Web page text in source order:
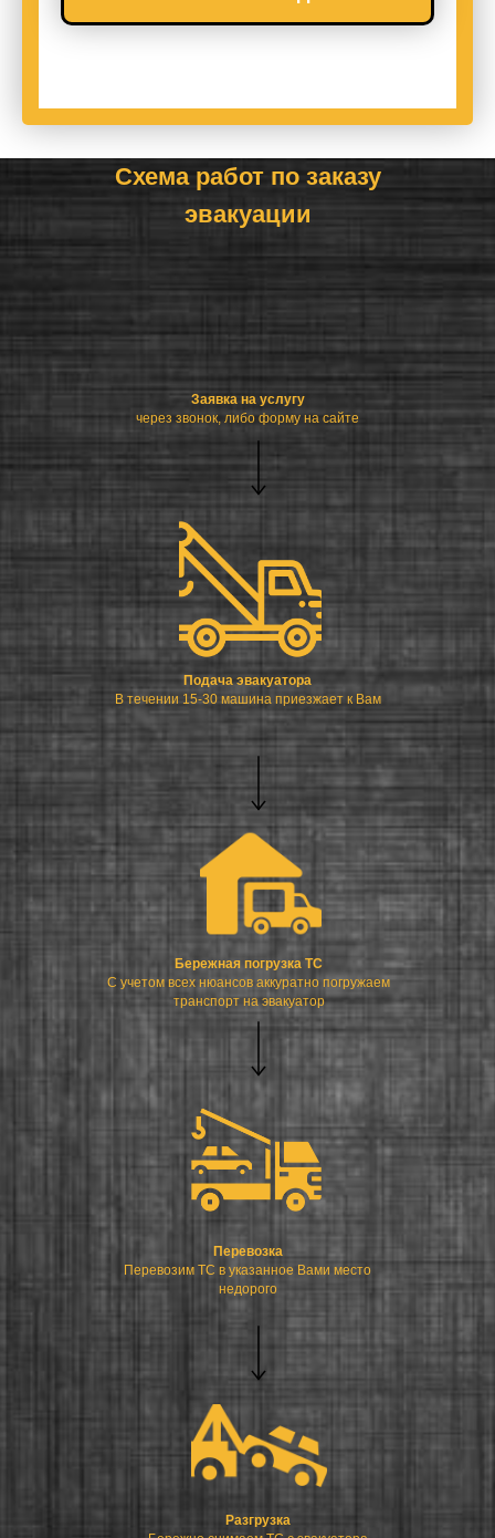
Заявка на услугу
через звонок, либо форму на сайте
Бережная погрузка ТС
С учетом всех нюансов аккуратно погружаем
транспорт на эвакуатор
Схема работ по заказу
эвакуации
Подача эвакуатора
В течении 15-30 машина приезжает к Вам
Перевозка
Перевозим ТС в указанное Вами место
недорого
Разгрузка